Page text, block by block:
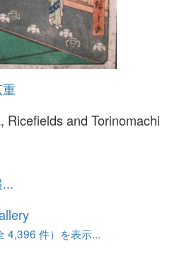
Ricefields and Torinomachi
4,396 件）を表示...